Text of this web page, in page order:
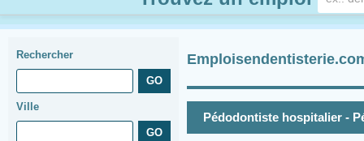
Rechercher
Ville
Pédodontiste hospitalier -